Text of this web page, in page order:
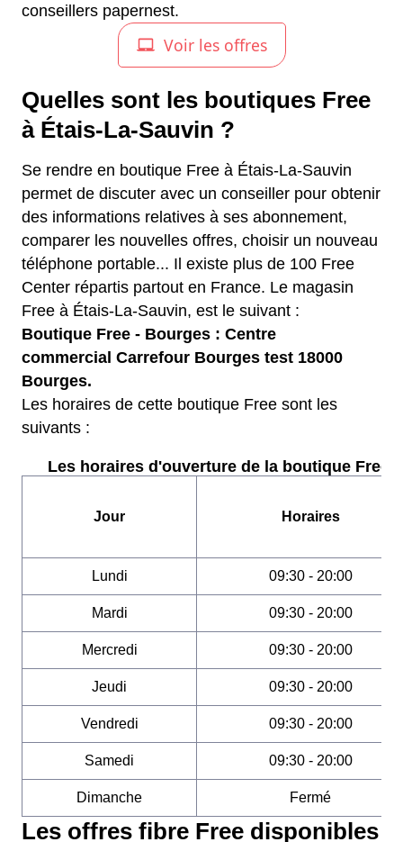
conseillers papernest.
Quelles sont les boutiques Free
à Étais-La-Sauvin ?
Se rendre en boutique Free à Étais-La-Sauvin
permet de discuter avec un conseiller pour obtenir
des informations relatives à ses abonnement,
comparer les nouvelles offres, choisir un nouveau
téléphone portable... Il existe plus de 100 Free
Center répartis partout en France. Le magasin
Free à Étais-La-Sauvin, est le suivant :
Boutique Free - Bourges : Centre
commercial Carrefour Bourges test 18000
Bourges.
Les horaires de cette boutique Free sont les
suivants :
Les horaires d'ouverture de la boutique Free :
Jour Horaires
Lundi 09:30 - 20:00
Mardi 09:30 - 20:00
Mercredi 09:30 - 20:00
Jeudi 09:30 - 20:00
Vendredi 09:30 - 20:00
Samedi 09:30 - 20:00
Dimanche Fermé
Les offres fibre Free disponibles